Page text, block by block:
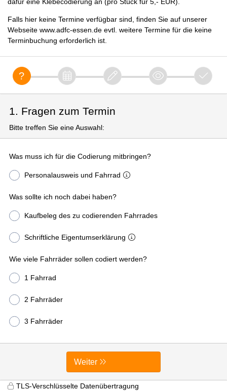
Falls hier keine Termine verfügbar sind, finden Sie auf unserer
Webseite www.adfc-essen.de evtl. weitere Termine für die keine
Terminbuchung erforderlich ist.
1. Fragen zum Termin
Bitte treffen Sie eine Auswahl:
Was muss ich für die Codierung mitbringen?
Personalausweis und Fahrrad
Was sollte ich noch dabei haben?
Kaufbeleg des zu codierenden Fahrrades
Schriftliche Eigentumserklärung
Wie viele Fahrräder sollen codiert werden?
1 Fahrrad
2 Fahrräder
3 Fahrräder
Weiter
TLS-Verschlüsselte Datenübertragung